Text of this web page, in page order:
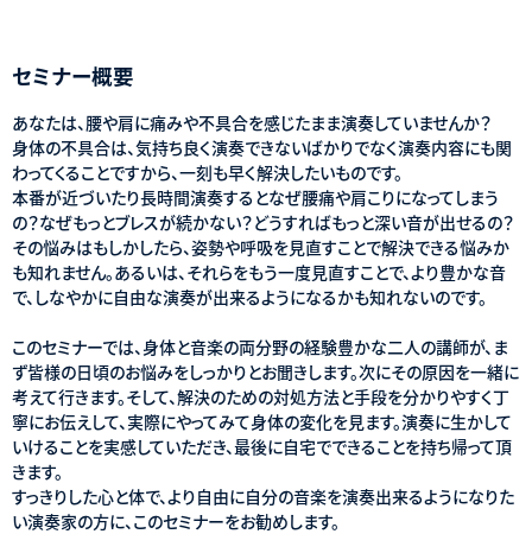
セミナー概要
あなたは、腰や肩に痛みや不具合を感じたまま演奏していませんか？
身体の不具合は、気持ち良く演奏できないばかりでなく演奏内容にも関
わってくることですから、一刻も早く解決したいものです。
本番が近づいたり長時間演奏するとなぜ腰痛や肩こりになってしまう
の？なぜもっとブレスが続かない？どうすればもっと深い音が出せるの？
その悩みはもしかしたら、姿勢や呼吸を見直すことで解決できる悩みか
も知れません。あるいは、それらをもう一度見直すことで、より豊かな音
で、しなやかに自由な演奏が出来るようになるかも知れないのです。
このセミナーでは、身体と音楽の両分野の経験豊かな二人の講師が、ま
ず皆様の日頃のお悩みをしっかりとお聞きします。次にその原因を一緒に
考えて行きます。そして、解決のための対処方法と手段を分かりやすく丁
寧にお伝えして、実際にやってみて身体の変化を見ます。演奏に生かして
いけることを実感していただき、最後に自宅でできることを持ち帰って頂
きます。
すっきりした心と体で、より自由に自分の音楽を演奏出来るようになりた
い演奏家の方に、このセミナーをお勧めします。